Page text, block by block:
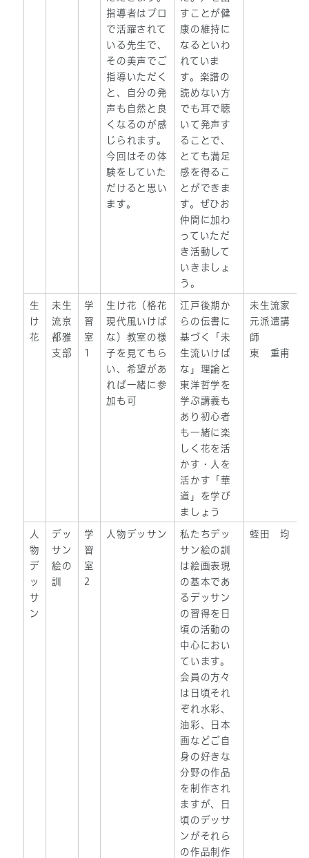
指導者はプロ
で活躍されて
いる先生で、
その美声でご
指導いただく
と、自分の発
声も自然と良
くなるのが感
じられます。
今回はその体
験をしていた
だけると思い
ます。
すことが健
康の維持に
なるといわ
れていま
す。楽譜の
読めない方
でも耳で聴
いて発声す
ることで、
とても満足
感を得るこ
とができま
す。ぜひお
仲間に加わ
っていただ
き活動して
いきましょ
う。
生
け
花
未生
流京
都雅
支部
学
習
室
1
生け花（格花
現代風いけば
な）教室の様
子を見てもら
い、希望があ
れば一緒に参
加も可
江戸後期か
らの伝書に
基づく「未
生流いけば
な」理論と
東洋哲学を
学ぶ講義も
あり初心者
も一緒に楽
しく花を活
かす・人を
活かす「華
道」を学び
ましょう
未生流家
元派遣講
師
東 重甫
人
物
デ
ッ
サ
ン
デッ
サン
絵の
訓
学
習
室
2
人物デッサン
私たちデッ
サン絵の訓
は絵画表現
の基本であ
るデッサン
の習得を日
頃の活動の
中心におい
ています。
会員の方々
は日頃それ
ぞれ水彩、
油彩、日本
画などご自
身の好きな
分野の作品
を制作され
ますが、日
頃のデッサ
ンがそれら
の作品制作
蛭田 均